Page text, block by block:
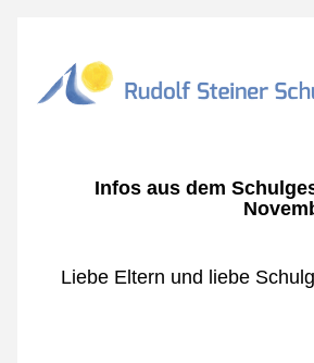
Infos aus dem
Liebe Eltern und liebe